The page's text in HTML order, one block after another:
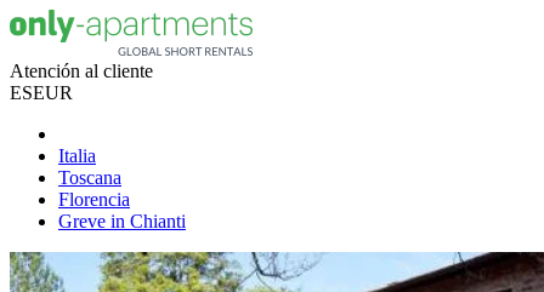
Atención al cliente
ESEUR
Italia
Toscana
Florencia
Greve in Chianti